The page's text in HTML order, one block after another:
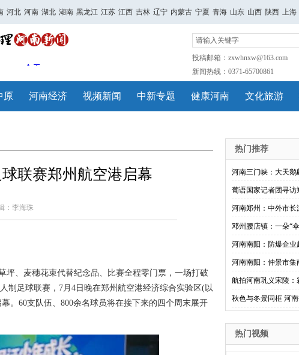
河北 河南 湖北 湖南 黑龙江 江苏 江西 吉林 辽宁 内蒙古 宁夏 青海 山东 山西 陕西 上海
投稿邮箱：zxwhnxw@163.com
新闻热线：0371-65700861
原 河南经济 视频新闻 中新专题 健康河南 文化旅游
联赛郑州航空港启幕
：李海珠
、麦穗花束代替纪念品、比赛全程零门票，一场打破
制足球联赛，7月4日晚在郑州航空港经济综合实验区(以
。60支队伍、800余名球员将在接下来的四个周末展开
热门推荐
河南三门峡：大天鹅
葡语国家记者团寻访
河南郑州：中外市长
邓州腰店镇：一朵“
河南南阳：防爆企
河南南阳：仲景市集
航拍河南巩义宋陵：
秋色与冬景同框 河
热门视频